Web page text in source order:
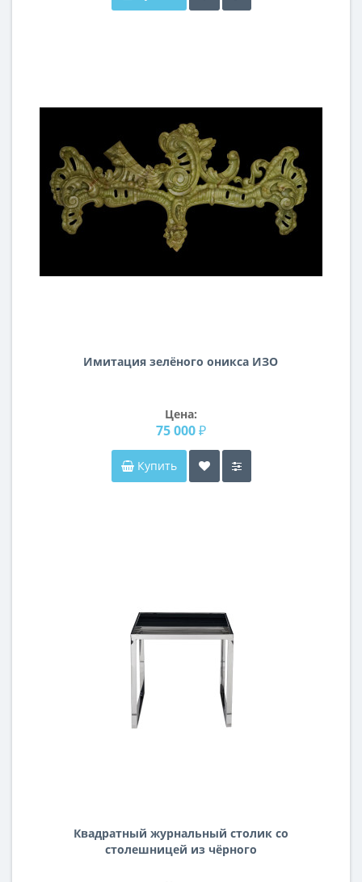
Имитация зелёного оникса ИЗО
Цена:
75 000 ₽
Купить
Квадратный журнальный столик со
столешницей из чёрного